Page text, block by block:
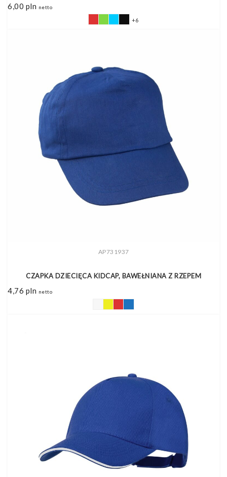
6,00 pln netto
+6
AP731937
CZAPKA DZIECIĘCA KIDCAP, BAWEŁNIANA Z RZEPEM
4,76 pln netto